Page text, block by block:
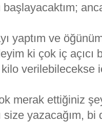
yaptım ve
ki çok iç açıcı
verilebilecekse
merak ettiğiniz
size yazacağım,